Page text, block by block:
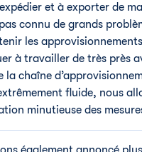
et à exporter de
connu de grands
les
à travailler de très près
la chaîne
fluide, nous
minutieuse des